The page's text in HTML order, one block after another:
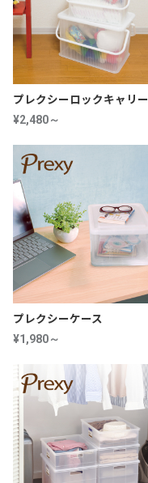
プレクシーロックキャリー
¥2,480～
プレクシーケース
¥1,980～